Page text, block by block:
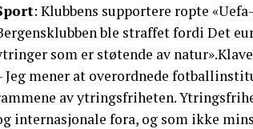
: Klubbens supportere ropte
ble straffet fordi Det
som er støtende av
Jeg mener at overordnede
av ytringsfriheten.
internasjonale fora, og som ikke